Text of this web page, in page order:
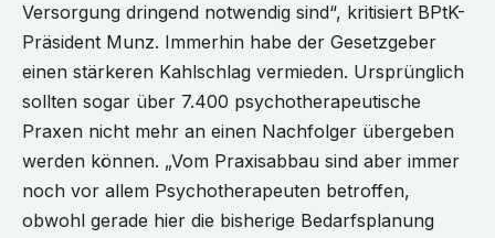
Versorgung dringend notwendig sind“, kritisiert BPtK-
Präsident Munz. Immerhin habe der Gesetzgeber
einen stärkeren Kahlschlag vermieden. Ursprünglich
sollten sogar über 7.400 psychotherapeutische
Praxen nicht mehr an einen Nachfolger übergeben
werden können. „Vom Praxisabbau sind aber immer
noch vor allem Psychotherapeuten betroffen,
obwohl gerade hier die bisherige Bedarfsplanung